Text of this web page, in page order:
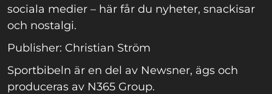
sociala medier – här får du nyheter, snackisar
och nostalgi.
Publisher: Christian Ström
Sportbibeln är en del av Newsner, ägs och
produceras av N365 Group.